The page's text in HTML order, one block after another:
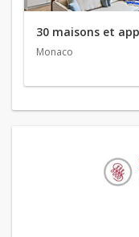
Monaco